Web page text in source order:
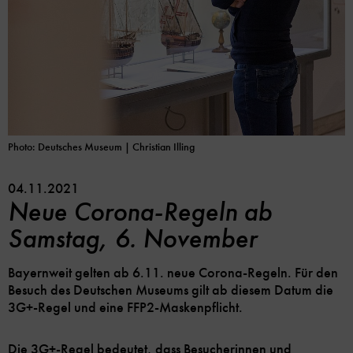
Photo: Deutsches Museum | Christian Illing
04.11.2021
Neue Corona-Regeln ab
Samstag, 6. November
Bayernweit gelten ab 6.11. neue Corona-Regeln. Für den
Besuch des Deutschen Museums gilt ab diesem Datum die
3G+-Regel und eine FFP2-Maskenpflicht.
Die 3G+-Regel bedeutet, dass Besucherinnen und